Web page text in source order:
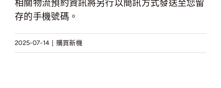
億電通相關網站
相關物流預約資訊將另行以簡訊方式發送至您留
存的手機號碼。
2025-07-14 購買新機